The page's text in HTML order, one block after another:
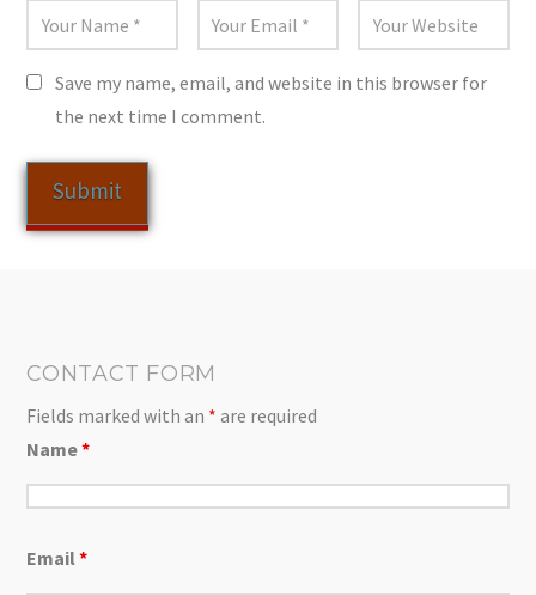
Save my name, email, and website in this browser for
the next time I comment.
CONTACT FORM
Fields marked with an * are required
Name*
Email*